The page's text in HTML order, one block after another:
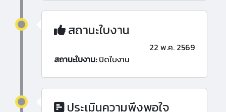
สถานะใบงาน
22 พ.ค. 2569
สถานะใบงาน:ปิดใบงาน
ประเมินความพึงพอใจ